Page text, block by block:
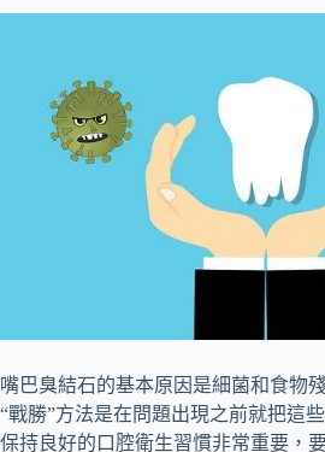
嘴巴臭結石的基本原因是細菌和食物
“戰勝”方法是在問題出現之前就把這
保持良好的口腔衛生習慣非常重要，